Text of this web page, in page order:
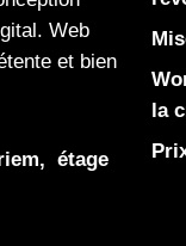
. Web
et bien
étage
la